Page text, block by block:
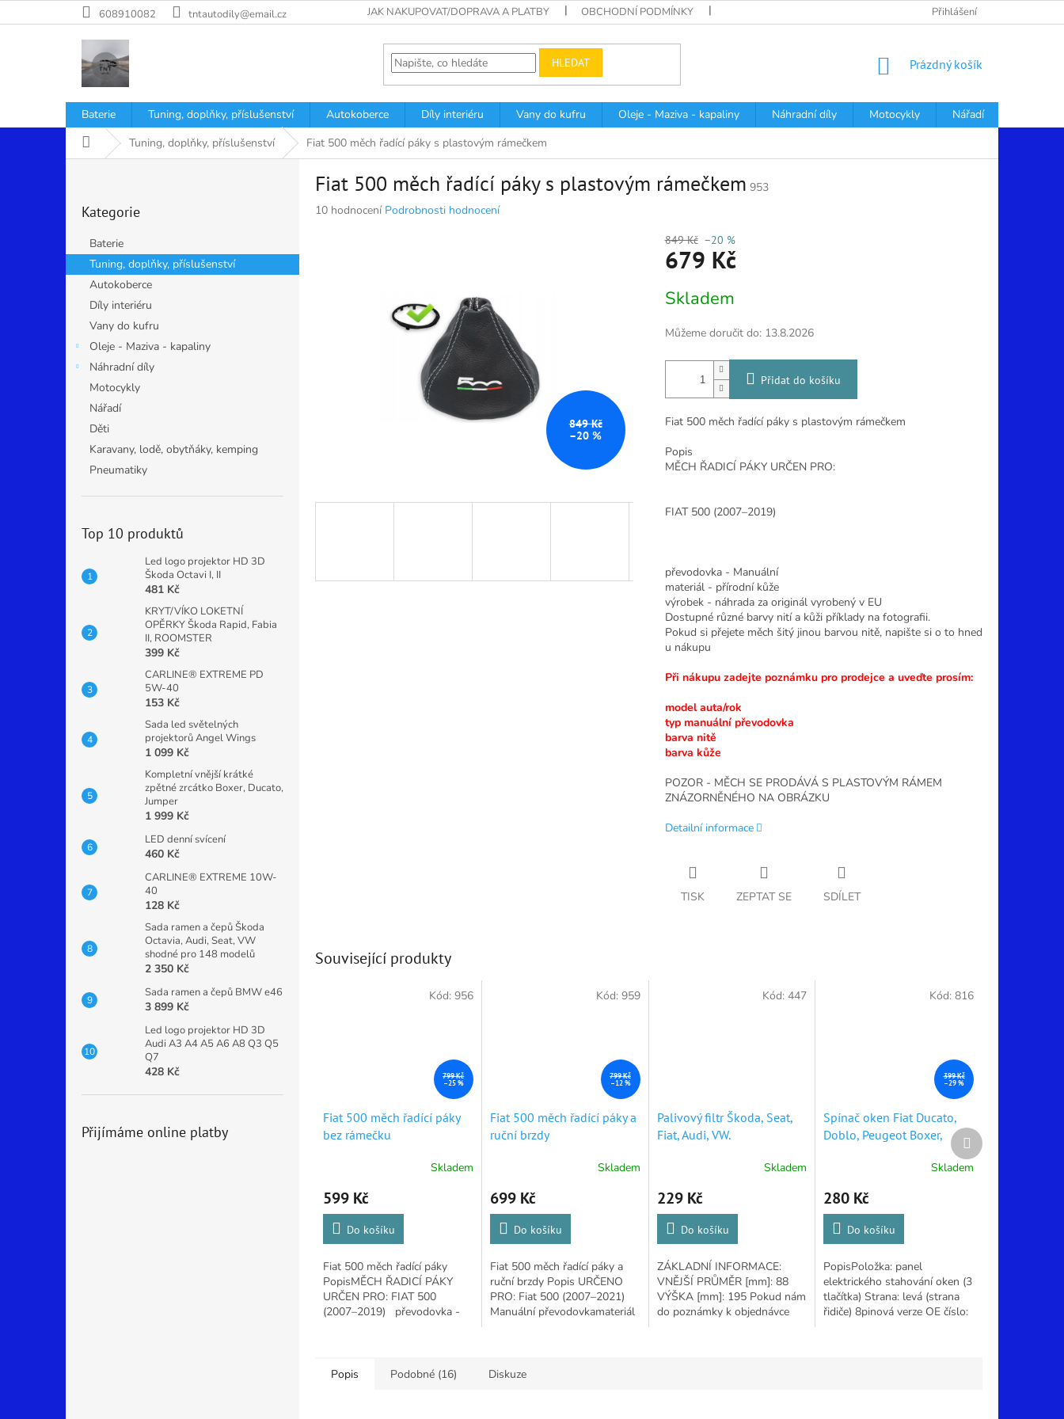
na
608910082 tntautodily@email.cz JAK NAKUPOVAT/DOPRAVA A PLATBY OBCHODNÍ PODMÍNKY Přihlášení
HLEDAT
NÁKUPNÍ
Prázdný košík
Baterie Tuning, doplňky, příslušenství Autokoberce Díly interiéru Vany do kufru Oleje - Maziva - kapaliny Náhradní díly Motocykly Nářadí
Domů Tuning, doplňky, příslušenství Fiat 500 měch řadící páky s plastovým rámečkem
a
n
kategorie
Kategorie
Baterie
Tuning, doplňky, příslušenství
Autokoberce
Díly interiéru
Vany do kufru
Oleje - Maziva - kapaliny
Náhradní díly
Motocykly
Nářadí
Děti
Karavany, lodě, obytňáky, kemping
Pneumatiky
Top 10 produktů
Led logo projektor HD 3D
Škoda Octavi I, II
481 Kč
KRYT/VÍKO LOKETNÍ
OPĚRKY Škoda Rapid, Fabia
II, ROOMSTER
399 Kč
CARLINE® EXTREME PD
5W-40
153 Kč
Sada led světelných
projektorů Angel Wings
1 099 Kč
Kompletní vnější krátké
zpětné zrcátko Boxer, Ducato,
Jumper
1 999 Kč
LED denní svícení
460 Kč
CARLINE® EXTREME 10W-
40
128 Kč
Sada ramen a čepů Škoda
Octavia, Audi, Seat, VW
shodné pro 148 modelů
2 350 Kč
Sada ramen a čepů BMW e46
3 899 Kč
Led logo projektor HD 3D
Audi A3 A4 A5 A6 A8 Q3 Q5
Q7
428 Kč
Přijímáme online platby
Fiat 500 měch řadící páky s plastovým rámečkem 953
Průměrné
10 hodnocení Podrobnosti hodnocení
849 Kč
–20 %
849 Kč –20 %
679 Kč
cena:
Skladem
Můžeme doručit do: 13.8.2026
Přidat do košíku
Fiat 500 měch řadící páky s plastovým rámečkem
Popis
MĚCH ŘADICÍ PÁKY URČEN PRO:
FIAT 500 (2007–2019)
převodovka - Manuální
materiál - přírodní kůže
výrobek - náhrada za originál vyrobený v EU
Dostupné různé barvy nití a kůži příklady na fotografii.
Pokud si přejete měch šitý jinou barvou nitě, napište si o to hned
u nákupu
Při nákupu zadejte poznámku pro prodejce a uveďte prosím:
model auta/rok
typ manuální převodovka
barva nitě
barva kůže
POZOR - MĚCH SE PRODÁVÁ S PLASTOVÝM RÁMEM
ZNÁZORNĚNÉHO NA OBRÁZKU
Detailní informace
TISK ZEPTAT SE SDÍLET
Související produkty
799 Kč
–25 %
Fiat 500 měch řadící páky
bez rámečku
produktu
je
5,0
z
5
hvězdiček.
Skladem
599 Kč
Do košíku
Fiat 500 měch řadící páky
PopisMĚCH ŘADICÍ PÁKY
URČEN PRO: FIAT 500
(2007–2019) převodovka -
Kód: 956
799 Kč
–12 %
Fiat 500 měch řadící páky a
ruční brzdy
produktu
je
5,0
z
5
hvězdiček.
Skladem
699 Kč
Do košíku
Fiat 500 měch řadící páky a
ruční brzdy Popis URČENO
PRO: Fiat 500 (2007–2021)
Manuální převodovkamateriál
Kód: 959
Palivový filtr Škoda, Seat,
Fiat, Audi, VW.
produktu
je
5,0
z
5
hvězdiček.
Skladem
229 Kč
Do košíku
ZÁKLADNÍ INFORMACE:
VNĚJŠÍ PRŮMĚR [mm]: 88
VÝŠKA [mm]: 195 Pokud nám
do poznámky k objednávce
Kód:447
399 Kč
–29 %
Spínač oken Fiat Ducato,
Doblo, Peugeot Boxer,
produktu
je
4,9
z
5
hvězdiček.
Skladem
280 Kč
Do košíku
PopisPoložka: panel
elektrického stahování oken (3
tlačítka) Strana: levá (strana
řidiče) 8pinová verze OE číslo:
Kód: 816
Další
produkt
Popis Podobné (16) Diskuze